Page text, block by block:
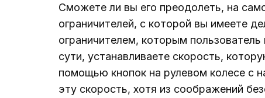
Сможете ли вы его преодолеть, на
ограничителей, с которой вы имеете
ограничителем, которым
сути, устанавливаете скорость,
помощью кнопок на рулевом колесе с
эту скорость, хотя из соображений